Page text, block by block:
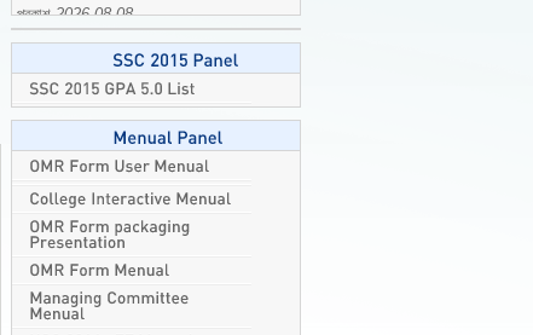
২০২৬ সালের এসএসসি পরীক্ষার ফলাফল
প্রকাশ2026-08-08